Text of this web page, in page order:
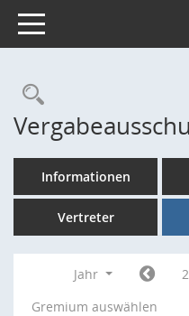
Toggle navigation
Informationen
Vertreter
Jahr
Gremium auswählen